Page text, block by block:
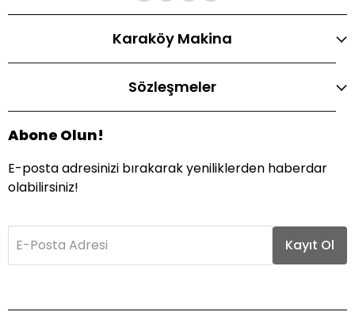
Karaköy Makina
Sözleşmeler
Abone Olun!
E-posta adresinizi bırakarak yeniliklerden haberdar
olabilirsiniz!
E-Posta Adresi Kayıt Ol